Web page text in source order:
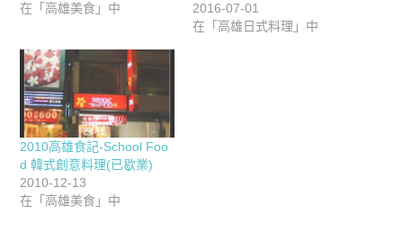
在「高雄美食」中
2016-07-01
在「高雄日式料理」中
2010高雄食記-School Foo
d 韓式創意料理(已歇業)
2010-12-13
在「高雄美食」中